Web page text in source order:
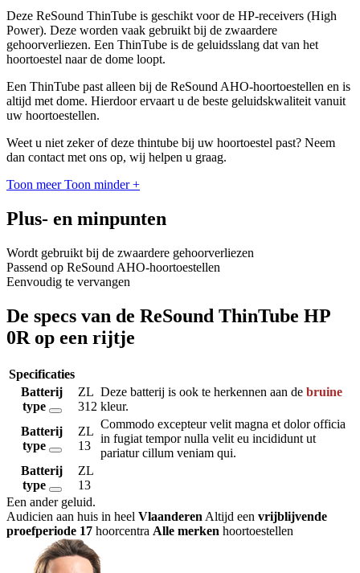
Deze ReSound ThinTube is geschikt voor de HP-receivers (High
Power). Deze worden vaak gebruikt bij de zwaardere
gehoorverliezen. Een ThinTube is de geluidsslang dat van het
hoortoestel naar de dome loopt.
Een ThinTube past alleen bij de ReSound AHO-hoortoestellen en is
altijd met dome. Hierdoor ervaart u de beste geluidskwaliteit vanuit
uw hoortoestellen.
Weet u niet zeker of deze thintube bij uw hoortoestel past? Neem
dan contact met ons op, wij helpen u graag.
Toon meer Toon minder +
Plus- en minpunten
Wordt gebruikt bij de zwaardere gehoorverliezen
Passend op ReSound AHO-hoortoestellen
Eenvoudig te vervangen
De specs van de ReSound ThinTube HP
0R op een rijtje
Specificaties
Batterij
type
ZL
312
Deze batterij is ook te herkennen aan de bruine
kleur.
Batterij
type
ZL
13
Commodo excepteur velit magna et dolor officia
in fugiat tempor nulla velit eu incididunt ut
pariatur cillum veniam qui.
Batterij
type
ZL
13
Een ander geluid.
Audicien aan huis in heel Vlaanderen Altijd een vrijblijvende
proefperiode 17 hoorcentra Alle merken hoortoestellen